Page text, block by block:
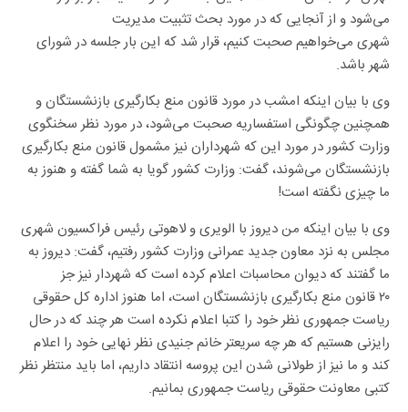
می‌شود و از آنجایی که در مورد بحث تثبیت مدیریت
شهری می‌خواهیم صحبت کنیم،‌ قرار شد که این بار جلسه در شورای
شهر باشد.
وی با بیان اینکه امشب در مورد قانون منع بکارگیری بازنشستگان و
همچنین چگونگی استفساریه صحبت می‌شود، در مورد نظر سخنگوی
وزارت کشور در مورد این که شهرداران نیز مشمول قانون منع بکارگیری
بازنشستگان می‌شوند، گفت: وزارت کشور گویا به شما گفته و هنوز به
ما چیزی نگفته است!
وی با بیان اینکه من دیروز با الویری و لاهوتی رئیس فراکسیون شهری
مجلس به نزد معاون جدید عمرانی وزارت کشور رفتیم، گفت: دیروز به
ما گفتند که دیوان محاسبات اعلام کرده است که شهردار نیز جز
۲۰ قانون منع بکارگیری بازنشستگان است، اما هنوز اداره کل حقوقی
ریاست جمهوری نظر خود را کتبا اعلام نکرده است هر چند که در حال
رایزنی هستیم که هر چه سریعتر خانم جنیدی نظر نهایی خود را اعلام
کند و ما نیز از طولانی شدن این پروسه انتقاد داریم، اما باید منتظر نظر
کتبی معاونت حقوقی ریاست جمهوری بمانیم.